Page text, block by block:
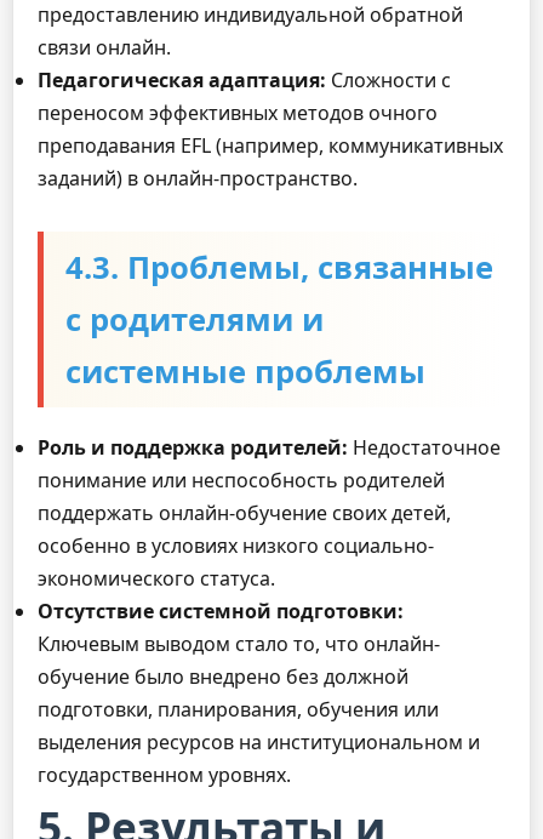
предоставлению индивидуальной обратной
связи онлайн.
Педагогическая адаптация: Сложности с
переносом эффективных методов очного
преподавания EFL (например, коммуникативных
заданий) в онлайн-пространство.
4.3. Проблемы, связанные
с родителями и
системные проблемы
Роль и поддержка родителей: Недостаточное
понимание или неспособность родителей
поддержать онлайн-обучение своих детей,
особенно в условиях низкого социально-
экономического статуса.
Отсутствие системной подготовки:
Ключевым выводом стало то, что онлайн-
обучение было внедрено без должной
подготовки, планирования, обучения или
выделения ресурсов на институциональном и
государственном уровнях.
5. Результаты и